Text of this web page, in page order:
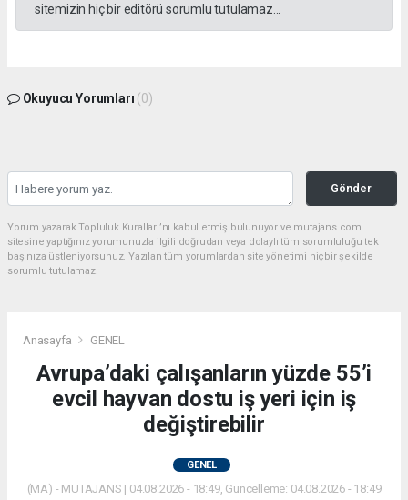
sitemizin hiç bir editörü sorumlu tutulamaz...
Okuyucu Yorumları (0)
Gönder
Yorum yazarak Topluluk Kuralları’nı kabul etmiş bulunuyor ve mutajans.com
sitesine yaptığınız yorumunuzla ilgili doğrudan veya dolaylı tüm sorumluluğu tek
başınıza üstleniyorsunuz. Yazılan tüm yorumlardan site yönetimi hiçbir şekilde
sorumlu tutulamaz.
Anasayfa GENEL
Avrupa’daki çalışanların yüzde 55’i
evcil hayvan dostu iş yeri için iş
değiştirebilir
GENEL
(MA) - MUTAJANS | 04.08.2026 - 18:49, Güncelleme: 04.08.2026 - 18:49